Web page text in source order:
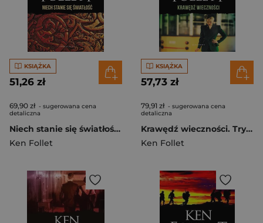
KSIĄŻKA
51,26 zł
69,90 zł - sugerowana cena
detaliczna
Niech stanie się światłość Wydanie specjalne
Ken Follet
KSIĄŻKA
57,73 zł
79,91 zł - sugerowana cena
detaliczna
Krawędź wieczności. Trylogia Stulecie. Tom 3
Ken Follet